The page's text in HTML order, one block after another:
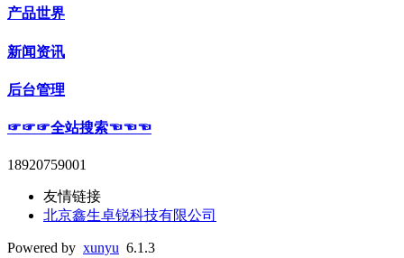
产品世界
新闻资讯
后台管理
☞☞☞全站搜索☜☜☜
18920759001
友情链接
北京鑫生卓锐科技有限公司
Powered by xunyu 6.1.3